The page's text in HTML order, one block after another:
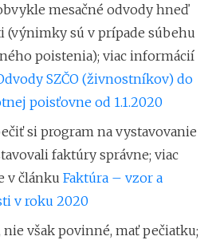
mesačné odvody hneď
(výnimky sú v prípade súbehu
poistenia); viac informácií
SZČO (živnostníkov) do
poisťovne od 1.1.2020
si program na vystavovanie
faktúry správne; viac
v článku Faktúra – vzor a
v roku 2020
však povinné, mať pečiatku;